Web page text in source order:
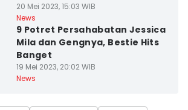
20 Mei 2023, 15:03 WIB
News
9 Potret Persahabatan Jessica
Mila dan Gengnya, Bestie Hits
Banget
19 Mei 2023, 20:02 WIB
News